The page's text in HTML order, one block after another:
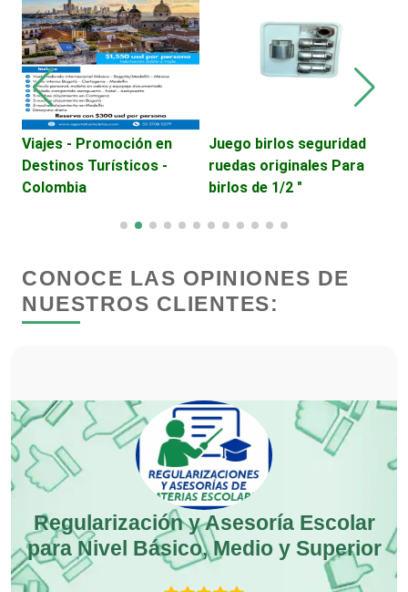
Cerrajerías
Cibercafés
Clínicas de Belleza
Clínicas de Rehabilitación
Clínicas y Hospitales
Cocinas Integrales
Combustibles y Lubricantes
Compresores de aire
Viajes - Promoción en
Destinos Turísticos -
Colombia
Juego birlos seguridad
ruedas originales Para
birlos de 1/2 "
CONOCE LAS OPINIONES DE
NUESTROS CLIENTES:
Regularización y Asesoría Escolar
para Nivel Básico, Medio y Superior